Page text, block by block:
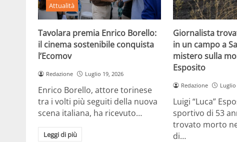
Attualità
Tavolara premia Enrico Borello:
il cinema sostenibile conquista
l’Ecomov
Redazione Luglio 19, 2026
Enrico Borello, attore torinese
tra i volti più seguiti della nuova
scena italiana, ha ricevuto…
Leggi di più
Giornalista
in un campo a
mistero sulla
Esposito
Redazione Luglio
Luigi “Luca”
sportivo di 53
trovato morto
di…